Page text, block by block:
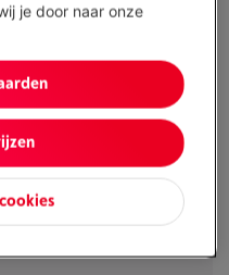
nu
je toestel dien je elke 6
je door naar onze